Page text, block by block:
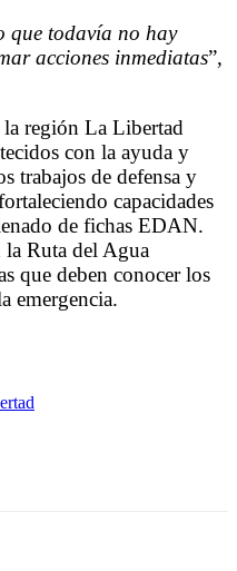
que todavía no hay
acciones inmediatas”,
región La Libertad
con la ayuda y
trabajos de defensa y
capacidades
de fichas EDAN.
la Ruta del Agua
que deben conocer los
emergencia.